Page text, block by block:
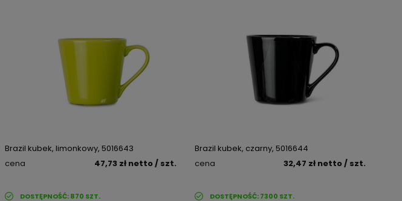
Brazil kubek, limonkowy, 5016643
cena
47,73 złnetto/ szt.
DOSTĘPNOŚĆ:870 SZT.
Brazil kubek, czarny, 5016644
cena
32,47 złnetto/ szt.
DOSTĘPNOŚĆ:7300 SZT.